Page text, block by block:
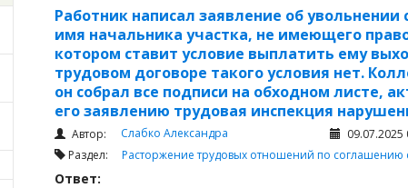
Работник написал заявление об
имя начальника участка, не имеющего
котором ставит условие выплатить ему
трудовом договоре такого условия нет.
он собрал все подписи на обходном листе,
его заявлению трудовая инспекция
Автор: Слабко Александра 09.07.2025
Раздел: Расторжение трудовых отношений по соглашению
Ответ: